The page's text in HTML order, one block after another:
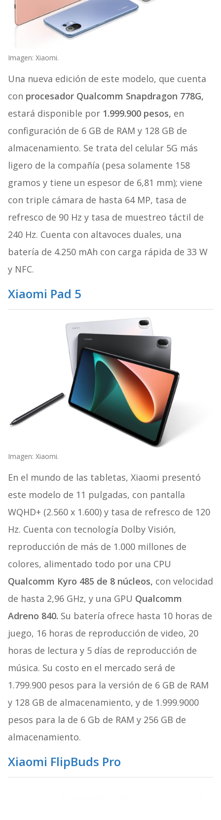
Imagen: Xiaomi.
Una nueva edición de este modelo, que cuenta
con procesador Qualcomm Snapdragon 778G,
estará disponible por 1.999.900 pesos, en
configuración de 6 GB de RAM y 128 GB de
almacenamiento. Se trata del celular 5G más
ligero de la compañía (pesa solamente 158
gramos y tiene un espesor de 6,81 mm); viene
con triple cámara de hasta 64 MP, tasa de
refresco de 90 Hz y tasa de muestreo táctil de
240 Hz. Cuenta con altavoces duales, una
batería de 4.250 mAh con carga rápida de 33 W
y NFC.
Xiaomi Pad 5
Imagen: Xiaomi.
En el mundo de las tabletas, Xiaomi presentó
este modelo de 11 pulgadas, con pantalla
WQHD+ (2.560 x 1.600) y tasa de refresco de 120
Hz. Cuenta con tecnología Dolby Visión,
reproducción de más de 1.000 millones de
colores, alimentado todo por una CPU
Qualcomm Kyro 485 de 8 núcleos, con velocidad
de hasta 2,96 GHz, y una GPU Qualcomm
Adreno 840. Su batería ofrece hasta 10 horas de
juego, 16 horas de reproducción de video, 20
horas de lectura y 5 días de reproducción de
música. Su costo en el mercado será de
1.799.900 pesos para la versión de 6 GB de RAM
y 128 GB de almacenamiento, y de 1.999.9000
pesos para la de 6 Gb de RAM y 256 GB de
almacenamiento.
Xiaomi FlipBuds Pro